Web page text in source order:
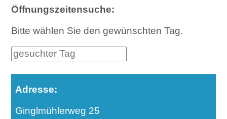
Öffnungszeitensuche:
Bitte wählen Sie den gewünschten Tag.
Adresse:
Ginglmühlerweg 25